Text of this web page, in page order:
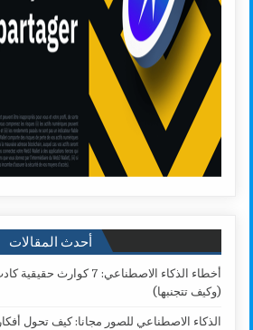
أحدث المقالات
أخطاء الذكاء الاصطناعي: 7
(وكيف تتجنبها)
الذكاء الاصطناعي للصور مجانا: كيف تحول